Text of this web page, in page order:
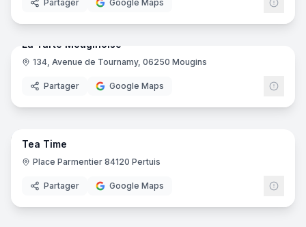
Partager Google Maps
La Tarte Mouginoise
134, Avenue de Tournamy, 06250 Mougins
Partager Google Maps
6
Tea Time
Place Parmentier 84120 Pertuis
Partager Google Maps
8